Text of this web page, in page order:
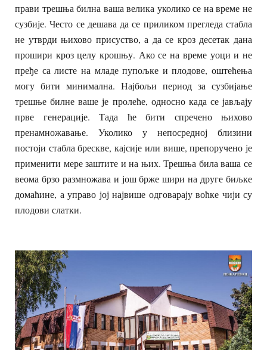
прави трешња билна ваша велика уколико се на време не
сузбије. Често се дешава да се приликом прегледа стабла
не утврди њихово присуство, а да се кроз десетак дана
прошири кроз целу крошњу. Ако се на време уоци и не
пређе са листе на младе пупољке и плодове, оштећења
могу бити минимална. Најбољи период за сузбијање
трешње билне ваше је пролеће, односно када се јављају
прве генерације. Тада ће бити спречено њихово
пренамножавање. Уколико у непосредној близини
постоји стабла брескве, кајсије или више, препоручено је
применити мере заштите и на њих. Трешња била ваша се
веома брзо размножава и још брже шири на друге биљке
домаћине, а управо јој највише одговарају воћке чији су
плодови слатки.